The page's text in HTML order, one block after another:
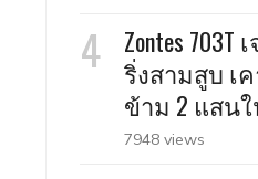
Zontes 703T
ริ่งสามสูบ เ
ข้าม 2 แสน
7948 views